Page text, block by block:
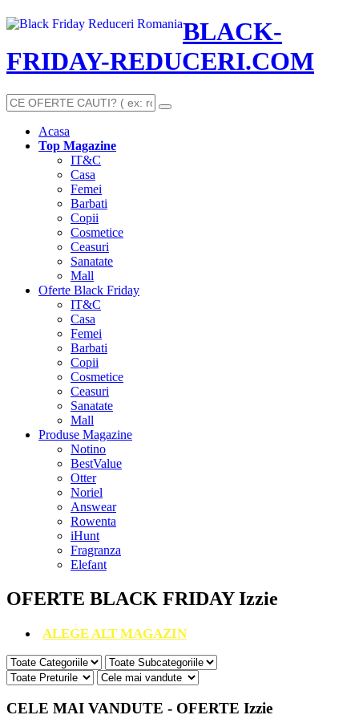
BLACK-
FRIDAY-REDUCERI.COM
Acasa
Top Magazine
IT&C
Casa
Femei
Barbati
Copii
Cosmetice
Ceasuri
Sanatate
Mall
Oferte Black Friday
IT&C
Casa
Femei
Barbati
Copii
Cosmetice
Ceasuri
Sanatate
Mall
Produse Magazine
Notino
BestValue
Otter
Noriel
Answear
Rowenta
iHunt
Fragranza
Elefant
OFERTE BLACK FRIDAY Izzie
ALEGE ALT MAGAZIN
CELE MAI VANDUTE - OFERTE Izzie